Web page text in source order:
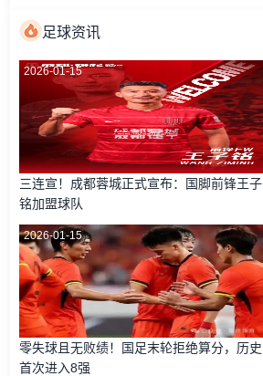
足球资讯
2026-01-15
三连宣！成都蓉城正式宣布：国脚前锋王子
铭加盟球队
2026-01-15
零失球且无败绩！国足末轮拒绝算分，历史
首次进入8强